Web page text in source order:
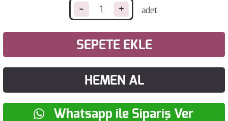
- +
SEPETE EKLE
HEMEN AL
Whatsapp ile Sipariş Ver